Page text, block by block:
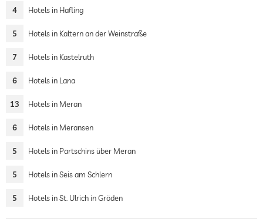
4 Hotels in Hafling
5 Hotels in Kaltern an der Weinstraße
7 Hotels in Kastelruth
6 Hotels in Lana
13 Hotels in Meran
6 Hotels in Meransen
5 Hotels in Partschins über Meran
5 Hotels in Seis am Schlern
5 Hotels in St. Ulrich in Gröden